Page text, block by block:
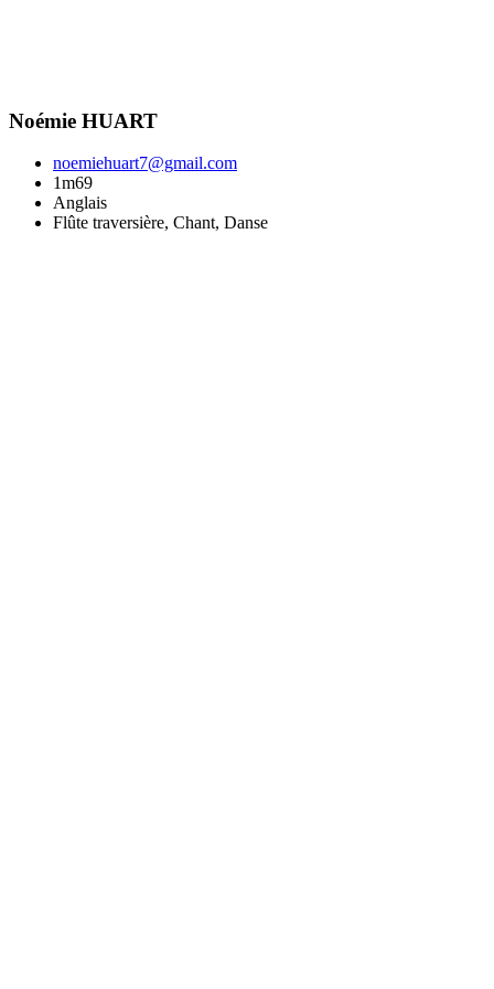
Noémie HUART
noemiehuart7@gmail.com
1m69
Anglais
Flûte traversière, Chant, Danse